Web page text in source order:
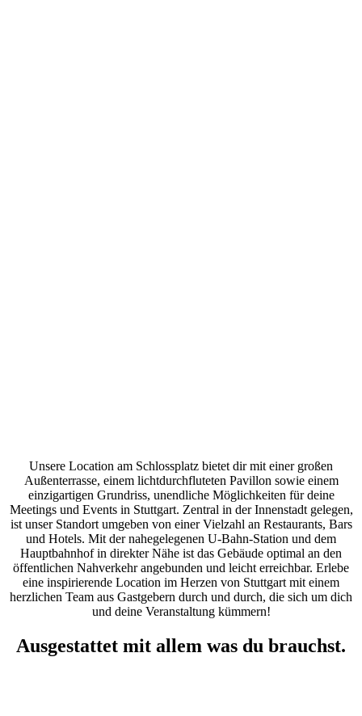
Unsere Location am Schlossplatz bietet dir mit einer großen
Außenterrasse, einem lichtdurchfluteten Pavillon sowie einem
einzigartigen Grundriss, unendliche Möglichkeiten für deine
Meetings und Events in Stuttgart. Zentral in der Innenstadt gelegen,
ist unser Standort umgeben von einer Vielzahl an Restaurants, Bars
und Hotels. Mit der nahegelegenen U-Bahn-Station und dem
Hauptbahnhof in direkter Nähe ist das Gebäude optimal an den
öffentlichen Nahverkehr angebunden und leicht erreichbar. Erlebe
eine inspirierende Location im Herzen von Stuttgart mit einem
herzlichen Team aus Gastgebern durch und durch, die sich um dich
und deine Veranstaltung kümmern!
Ausgestattet mit allem was du brauchst.